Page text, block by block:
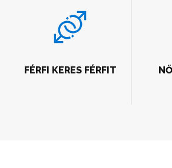
FÉRFI KERES FÉRFIT